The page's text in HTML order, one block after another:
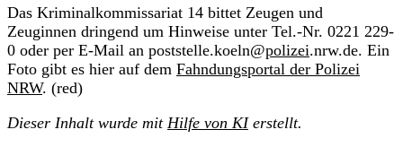
Das Kriminalkommissariat 14 bittet Zeugen und
Zeuginnen dringend um Hinweise unter Tel.-Nr. 0221 229-
0 oder per E-Mail an poststelle.koeln@polizei.nrw.de. Ein
Foto gibt es hier auf dem Fahndungsportal der Polizei
NRW. (red)
Dieser Inhalt wurde mit Hilfe von KIerstellt.